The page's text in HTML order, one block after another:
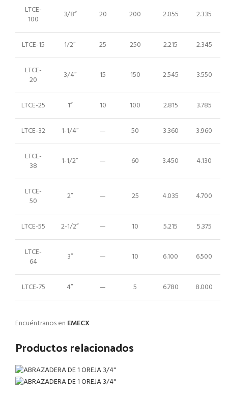
LTCE-
100
3/8” 20 200 2.055 2.335
LTCE-15 1/2” 25 250 2.215 2.345
LTCE-
20
3/4” 15 150 2.545 3.550
LTCE-25 1” 10 100 2.815 3.785
LTCE-32 1-1/4” — 50 3.360 3.960
LTCE-
38
1-1/2” — 60 3.450 4.130
LTCE-
50
2” — 25 4.035 4.700
LTCE-55 2-1/2” — 10 5.215 5.375
LTCE-
64
3” — 10 6.100 6.500
LTCE-75 4” — 5 6.780 8.000
Encuéntranos en EMECX
Productos relacionados